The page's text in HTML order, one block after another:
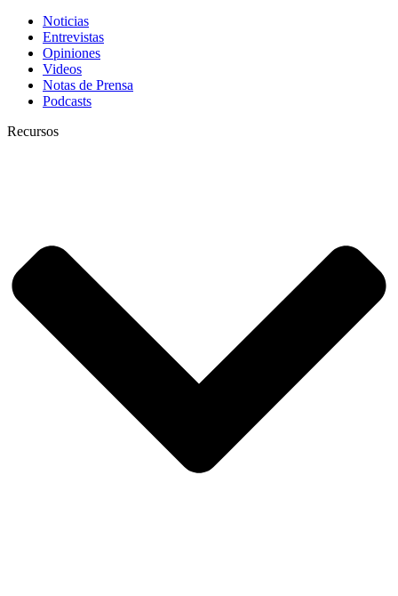
Noticias
Entrevistas
Opiniones
Videos
Notas de Prensa
Podcasts
Recursos